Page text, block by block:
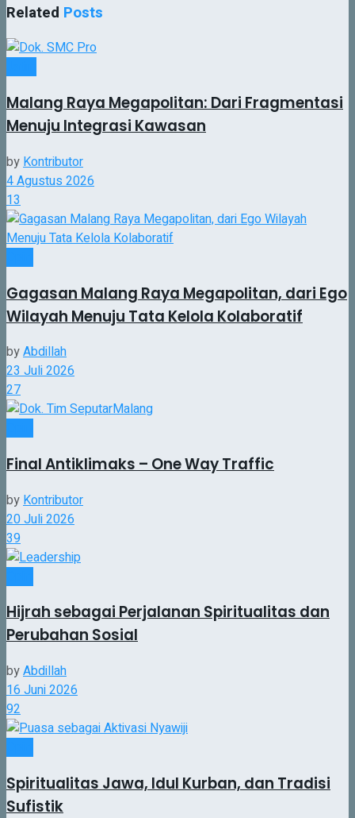
Related Posts
Malang Raya Megapolitan: Dari Fragmentasi
Menuju Integrasi Kawasan
byKontributor
4 Agustus 2026
13
Gagasan Malang Raya Megapolitan, dari Ego
Wilayah Menuju Tata Kelola Kolaboratif
byAbdillah
23 Juli 2026
27
Final Antiklimaks – One Way Traffic
by Kontributor
20 Juli 2026
39
Hijrah sebagai Perjalanan Spiritualitas dan
Perubahan Sosial
byAbdillah
16 Juni 2026
92
Spiritualitas Jawa, Idul Kurban, dan Tradisi
Sufistik